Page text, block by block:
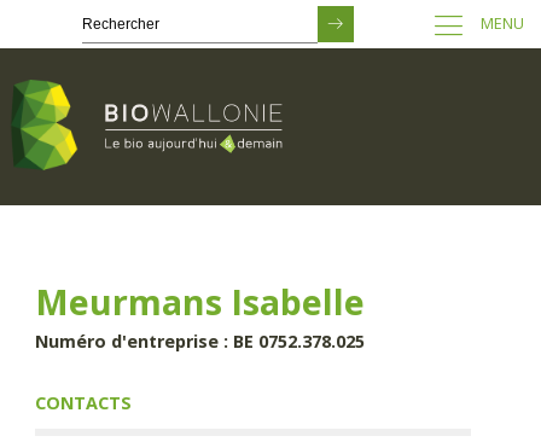
principal
MENU
Meurmans Isabelle
Numéro d'entreprise : BE 0752.378.025
CONTACTS